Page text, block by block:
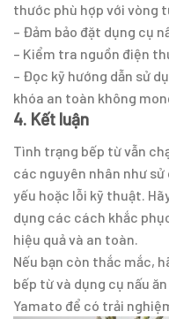
thước phù hợp với vòng
– Đảm bảo đặt dụng cụ
– Kiểm tra nguồn điện
– Đọc kỹ hướng dẫn sử
khóa an toàn không
4. Kết luận
Tình trạng bếp từ vẫn
các nguyên nhân như
yếu hoặc lỗi kỹ thuật.
dụng các cách khắc
hiệu quả và an toàn.
Nếu bạn còn thắc mắc,
bếp từ và dụng cụ nấu
Yamato để có trải